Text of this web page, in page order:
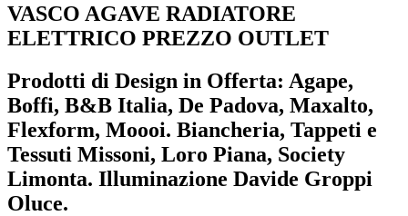
VASCO AGAVE RADIATORE
ELETTRICO PREZZO OUTLET
Prodotti di Design in Offerta: Agape,
Boffi, B&B Italia, De Padova, Maxalto,
Flexform, Moooi. Biancheria, Tappeti e
Tessuti Missoni, Loro Piana, Society
Limonta. Illuminazione Davide Groppi
Oluce.